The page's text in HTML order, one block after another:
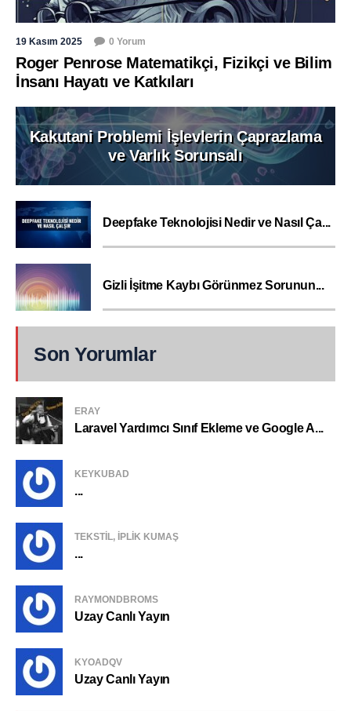
19 Kasım 2025 0 Yorum
Roger Penrose Matematikçi, Fizikçi ve Bilim
İnsanı Hayatı ve Katkıları
Kakutani Problemi İşlevlerin Çaprazlama
ve Varlık Sorunsalı
Deepfake Teknolojisi Nedir ve Nasıl Ça...
Gizli İşitme Kaybı Görünmez Sorunun...
Son Yorumlar
ERAY
Laravel Yardımcı Sınıf Ekleme ve Google A...
KEYKUBAD
...
TEKSTIL, IPLIK KUMAŞ
...
RAYMONDBROMS
Uzay Canlı Yayın
KYOADQV
Uzay Canlı Yayın